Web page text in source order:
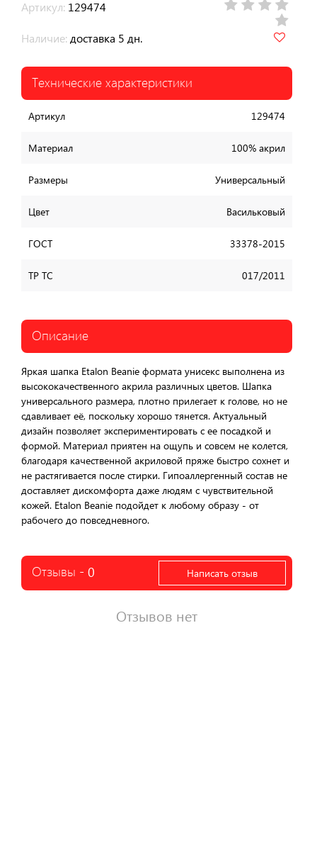
Артикул: 129474
Наличие: доставка 5 дн.
Технические характеристики
Артикул 129474
Материал 100% акрил
Размеры Универсальный
Цвет Васильковый
ГОСТ 33378-2015
ТР ТС 017/2011
Описание
Яркая шапка Etalon Beanie формата унисекс выполнена из
высококачественного акрила различных цветов. Шапка
универсального размера, плотно прилегает к голове, но не
сдавливает её, поскольку хорошо тянется. Актуальный
дизайн позволяет экспериментировать с ее посадкой и
формой. Материал приятен на ощупь и совсем не колется,
благодаря качественной акриловой пряже быстро сохнет и
не растягивается после стирки. Гипоаллергенный состав не
доставляет дискомфорта даже людям с чувствительной
кожей. Etalon Beanie подойдет к любому образу - от
рабочего до повседневного.
Отзывы - 0 Написать отзыв
Отзывов нет